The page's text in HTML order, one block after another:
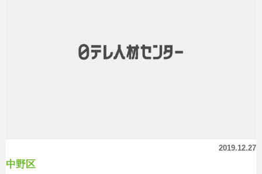
2019.12.27
中野区